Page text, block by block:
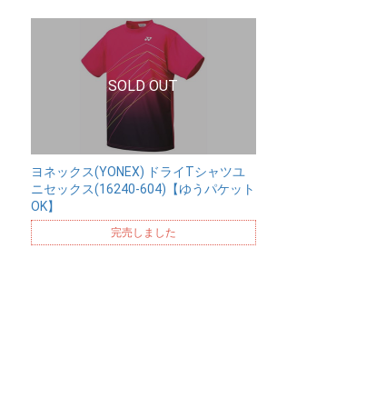
ヨネックス(YONEX) ドライTシャツユ
ニセックス(16240-604)【ゆうパケット
OK】
完売しました